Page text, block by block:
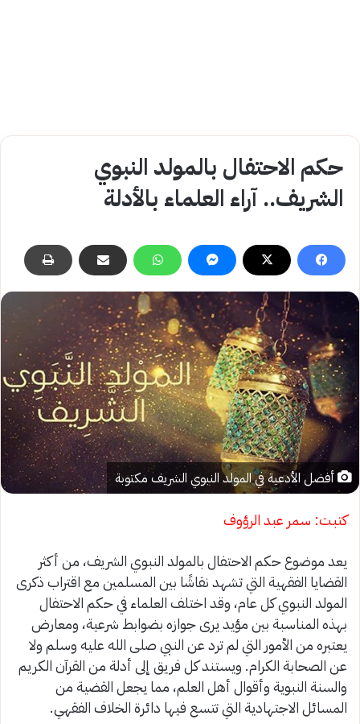
حكم الاحتفال بالمولد النبوي
الشريف.. آراء العلماء بالأدلة
أفضل الأدعية في المولد النبوي الشريف مكتوبة
كتبت: سمر عبد الرؤوف
يعد موضوع حكم الاحتفال بالمولد النبوي الشريف، من أكثر
القضايا الفقهية التي تشهد نقاشًا بين المسلمين مع اقتراب ذكرى
المولد النبوي كل عام، وقد اختلف العلماء في حكم الاحتفال
بهذه المناسبة بين مؤيد يرى جوازه بضوابط شرعية، ومعارض
يعتبره من الأمور التي لم ترد عن النبي صلى الله عليه وسلم ولا
عن الصحابة الكرام. ويستند كل فريق إلى أدلة من القرآن الكريم
والسنة النبوية وأقوال أهل العلم، مما يجعل القضية من
المسائل الاجتهادية التي تتسع فيها دائرة الخلاف الفقهي.